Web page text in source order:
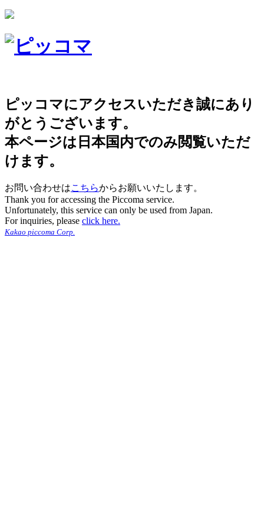
ピッコマにアクセスいただき誠にあり
がとうございます。
本ページは日本国内でのみ閲覧いただ
けます。
お問い合わせはこちらからお願いいたします。
Thank you for accessing the Piccoma service.
Unfortunately, this service can only be used from Japan.
For inquiries, please click here.
Kakao piccoma Corp.